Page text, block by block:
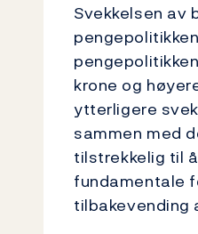
Svekkelsen av
krone og
ytterligere
sammen med
tilstrekkelig til
fundamentale
tilbakevending